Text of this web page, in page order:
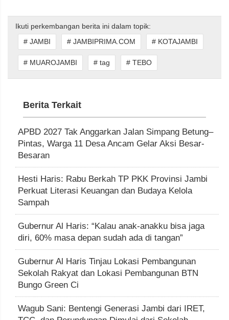
Ikuti perkembangan berita ini dalam topik:
# JAMBI
# JAMBIPRIMA.COM # KOTAJAMBI
# MUAROJAMBI # tag # TEBO
Berita Terkait
APBD 2027 Tak Anggarkan Jalan Simpang Betung–
Pintas, Warga 11 Desa Ancam Gelar Aksi Besar-
Besaran
Hesti Haris: Rabu Berkah TP PKK Provinsi Jambi
Perkuat Literasi Keuangan dan Budaya Kelola
Sampah
Gubernur Al Haris: “Kalau anak-anakku bisa jaga
diri, 60% masa depan sudah ada di tangan”
Gubernur Al Haris Tinjau Lokasi Pembangunan
Sekolah Rakyat dan Lokasi Pembangunan BTN
Bungo Green Ci
Wagub Sani: Bentengi Generasi Jambi dari IRET,